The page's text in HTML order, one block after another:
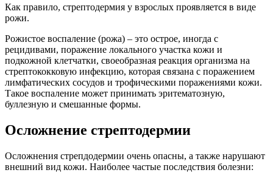
Как правило, стрептодермия у взрослых проявляется в виде
рожи.
Рожистое воспаление (рожа) – это острое, иногда с
рецидивами, поражение локального участка кожи и
подкожной клетчатки, своеобразная реакция организма на
стрептококковую инфекцию, которая связана с поражением
лимфатических сосудов и трофическими поражениями кожи.
Такое воспаление может принимать эритематозную,
буллезную и смешанные формы.
Осложнение стрептодермии
Осложнения стрепдодермии очень опасны, а также нарушают
внешний вид кожи. Наиболее частые последствия болезни: